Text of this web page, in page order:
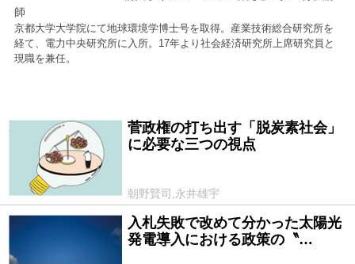
師
京都大学大学院にて地球環境学博士号を取得。産業技術総合研究所を
経て、電力中央研究所に入所。17年より社会経済研究所上席研究員と
現職を兼任。
2020/12/14
菅政権の打ち出す「脱炭素社会」
に必要な三つの視点
朝野賢司,永井雄宇
入札失敗で改めて分かった太陽光
発電導入における政策の〝…